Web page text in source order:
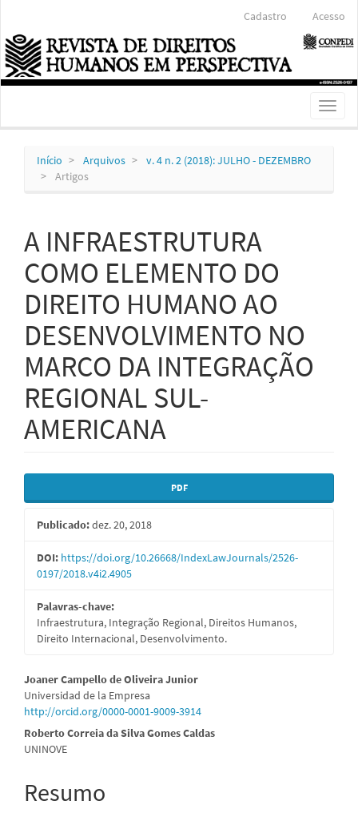
Conteúdo
principal
Barra
Lateral
Cadastro Acesso
Toggle
Início Arquivos
v. 4 n. 2 (2018): JULHO - DEZEMBRO
Artigos
A INFRAESTRUTURA
COMO ELEMENTO DO
DIREITO HUMANO AO
DESENVOLVIMENTO NO
MARCO DA INTEGRAÇÃO
REGIONAL SUL-
AMERICANA
Barra
lateral
de
artigos
PDF
Publicado:dez. 20, 2018
DOI: https://doi.org/10.26668/IndexLawJournals/2526-
0197/2018.v4i2.4905
Palavras-chave:
Infraestrutura, Integração Regional, Direitos Humanos,
Direito Internacional, Desenvolvimento.
Conteúdo
do
artigo
principal
Joaner Campello de Oliveira Junior
Universidad de la Empresa
http://orcid.org/0000-0001-9009-3914
Roberto Correia da Silva Gomes Caldas
UNINOVE
Resumo